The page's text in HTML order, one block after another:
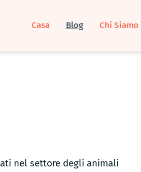
Casa Blog Chi Siamo
nel settore degli animali